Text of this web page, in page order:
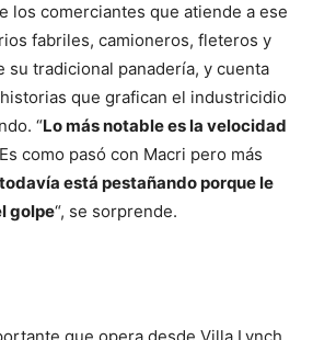
los comerciantes que atiende a ese
fabriles, camioneros, fleteros y
su tradicional panadería, y cuenta
que grafican el industricidio
“Lo más notable es la velocidad
Es como pasó con Macri pero más
está pestañando porque le
golpe“, se sorprende.